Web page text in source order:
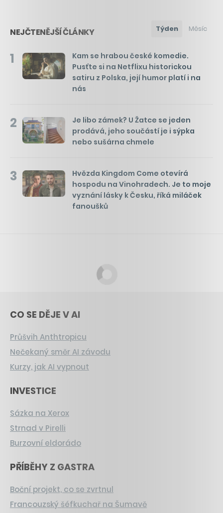
NEJČTENĚJŠÍ ČLÁNKY Týden Měsíc
1
Kam se hrabou české komedie.
Pusťte si na Netflixu historickou
satiru z Polska, její humor platí i na
nás
2
Je libo zámek? U Žatce se jeden
prodává, jeho součástí je i sýpka
nebo sušárna chmele
3
Hvězda Kingdom Come otevírá
hospodu na Vinohradech. Je to moje
vyznání lásky k Česku, říká miláček
fanoušků
CO SE DĚJE V AI
Průšvih Anthtropicu
Nečekaný směr AI závodu
Kurzy, jak AI vypnout
INVESTICE
Sázka na Xerox
Strnad v Pirelli
Burzovní eldorádo
PŘÍBĚHY Z GASTRA
Boční projekt, co se zvrtnul
Francouzský šéfkuchař na Šumavě